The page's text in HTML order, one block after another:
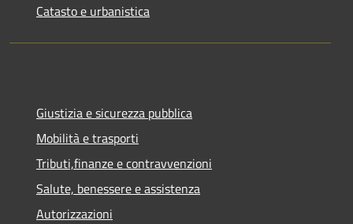
Catasto e urbanistica
Giustizia e sicurezza pubblica
Mobilità e trasporti
Tributi,finanze e contravvenzioni
Salute, benessere e assistenza
Autorizzazioni